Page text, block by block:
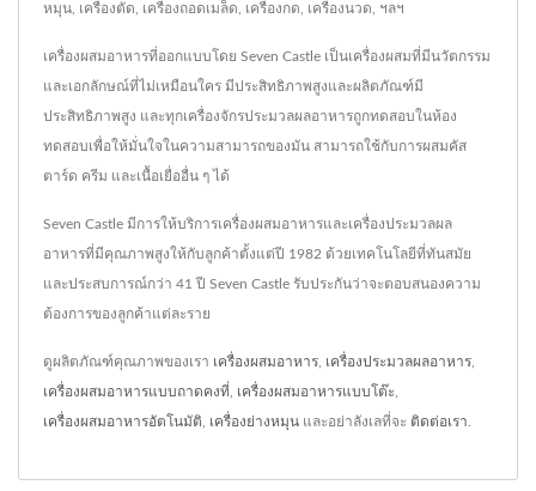
หมุน, เครื่องตัด, เครื่องถอดเมล็ด, เครื่องกด, เครื่องนวด, ฯลฯ
เครื่องผสมอาหารที่ออกแบบโดย Seven Castle เป็นเครื่องผสมที่มีนวัตกรรม
และเอกลักษณ์ที่ไม่เหมือนใคร มีประสิทธิภาพสูงและผลิตภัณฑ์มี
ประสิทธิภาพสูง และทุกเครื่องจักรประมวลผลอาหารถูกทดสอบในห้อง
ทดสอบเพื่อให้มั่นใจในความสามารถของมัน สามารถใช้กับการผสมคัส
ตาร์ด ครีม และเนื้อเยื่ออื่น ๆ ได้
Seven Castle มีการให้บริการเครื่องผสมอาหารและเครื่องประมวลผล
อาหารที่มีคุณภาพสูงให้กับลูกค้าตั้งแต่ปี 1982 ด้วยเทคโนโลยีที่ทันสมัย
และประสบการณ์กว่า 41 ปี Seven Castle รับประกันว่าจะตอบสนองความ
ต้องการของลูกค้าแต่ละราย
ดูผลิตภัณฑ์คุณภาพของเรา เครื่องผสมอาหาร เครื่องประมวลผลอาหาร
เครื่องผสมอาหารแบบถาดคงที่ เครื่องผสมอาหารแบบโต๊ะ
เครื่องผสมอาหารอัตโนมัติ เครื่องย่างหมุน และอย่าลังเลที่จะ ติดต่อเรา